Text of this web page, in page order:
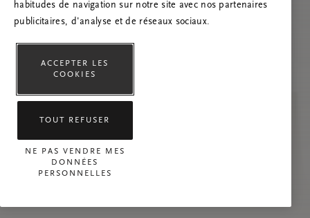
habitudes de navigation sur notre site avec nos partenaires
publicitaires, d'analyse et de réseaux sociaux.
ACCEPTER LES
COOKIES
TOUT REFUSER
NE PAS VENDRE MES
DONNÉES
PERSONNELLES